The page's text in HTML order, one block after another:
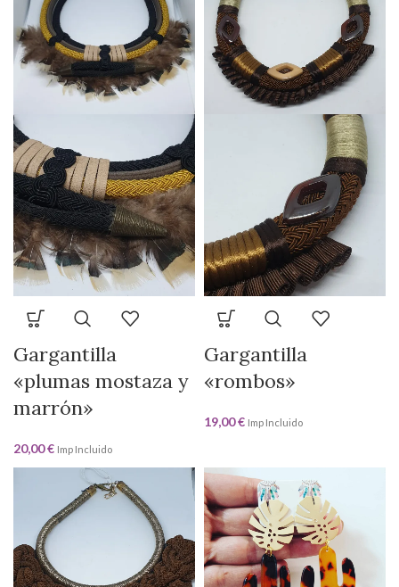
Gargantilla
«plumas mostaza y
marrón»
20,00€ Imp Incluido
Gargantilla
«rombos»
19,00€ Imp Incluido